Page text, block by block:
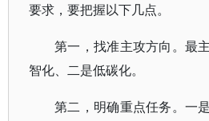
要求，要把握以下几点。
第一，找准主攻方向。最
智化、二是低碳化。
第二，明确重点任务。一